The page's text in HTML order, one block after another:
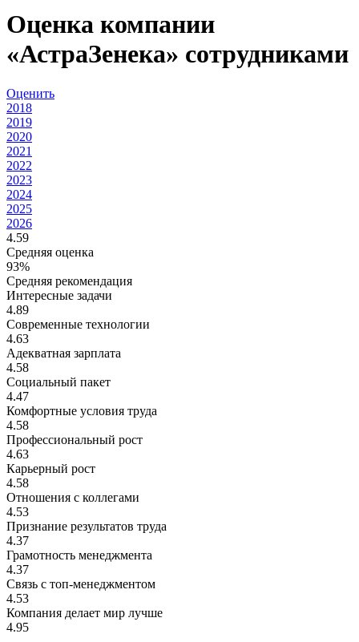
Оценка компании
«АстраЗенека» сотрудниками
Оценить
2018
2019
2020
2021
2022
2023
2024
2025
2026
4.59
Средняя оценка
93%
Средняя рекомендация
Интересные задачи
4.89
Современные технологии
4.63
Адекватная зарплата
4.58
Социальный пакет
4.47
Комфортные условия труда
4.58
Профессиональный рост
4.63
Карьерный рост
4.58
Отношения с коллегами
4.53
Признание результатов труда
4.37
Грамотность менеджмента
4.37
Связь с топ-менеджментом
4.53
Компания делает мир лучше
4.95